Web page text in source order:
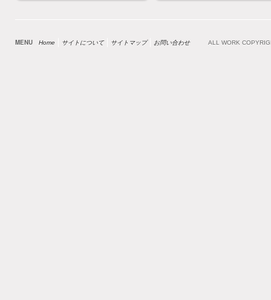
MENU Home サイトについて サイトマップ お問い合わせ ALL WORK